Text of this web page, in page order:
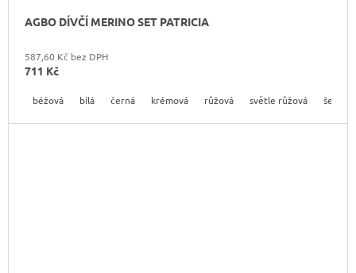
AGBO DÍVČÍ MERINO SET PATRICIA
587,60 Kč bez DPH
711 Kč
béžová bílá černá krémová růžová světle růžová šedá